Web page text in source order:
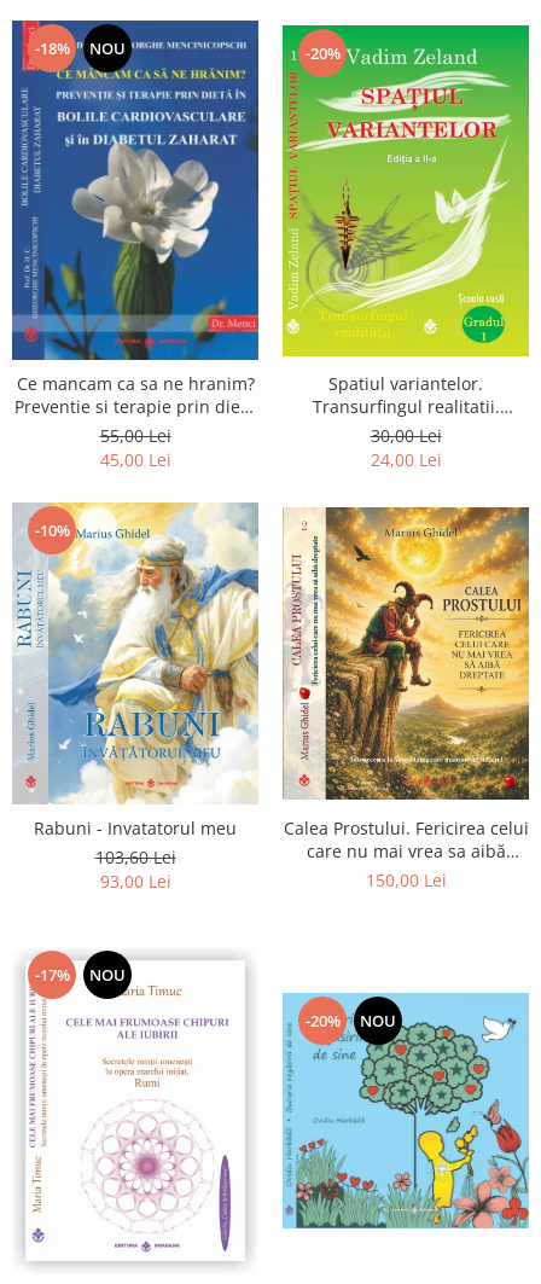
-18% NOU
Ce mancam ca sa ne hranim?
Preventie si terapie prin dieta
in bolile cardiovasculare si in
diabetul zaharat
55,00 Lei
45,00 Lei
-20%
Spatiul variantelor.
Transurfingul realitatii.
Gradul 1. Cum sa ne
dezvoltam intuitia si sa ne
alegem soarta
30,00 Lei
24,00 Lei
-10%
Rabuni - Invatatorul meu
103,60 Lei
93,00 Lei
Calea Prostului. Fericirea celui
care nu mai vrea sa aibă
dreptate - Intoarcerea la
150,00 Lei
-17% NOU
-20% NOU